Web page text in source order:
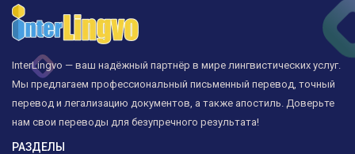
InterLingvo — ваш надёжный партнёр в мире лингвистических услуг.
Мы предлагаем профессиональный письменный перевод, точный
перевод и легализацию документов, а также апостиль. Доверьте
нам свои переводы для безупречного результата!
РАЗДЕЛЫ